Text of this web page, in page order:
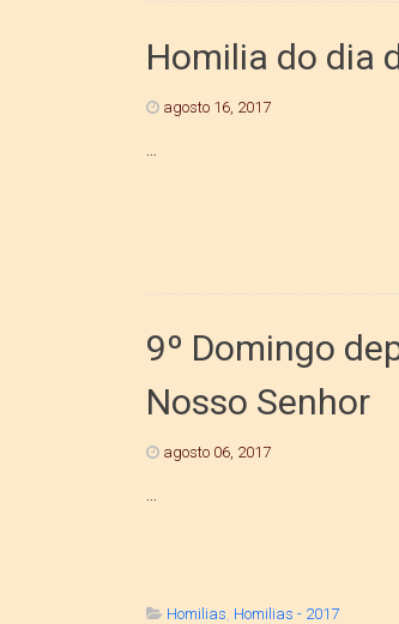
Homilia do dia
agosto 16, 2017
9º Domingo
Nosso Senhor
agosto 06, 2017
...
Homilias, Homilias - 2017